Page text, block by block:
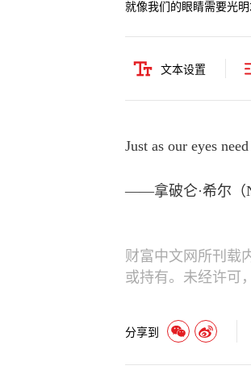
就像我们的眼睛需要光
文本设置
Just as our eyes
——拿破仑·希尔（
财富中文网所刊载
或持有。未经许可
分享到